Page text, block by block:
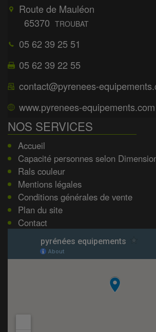
Route de Mauléon
65370 TROUBAT
05 62 39 25 51
05 62 39 22 55
contact@pyrenees-
www.pyrenees-equipements.com
NOS SERVICES
Accueil
Capacité personnes selon
Rals couleur
Mentions légales
Conditions générales de vente
Plan du site
Contact